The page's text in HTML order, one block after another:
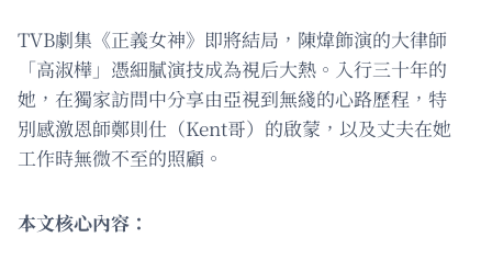
TVB劇集《正義女神》即將結局，陳煒飾演的大律師
「高淑樺」憑細膩演技成為視后大熱。入行三十年的
她，在獨家訪問中分享由亞視到無綫的心路歷程，特
別感激恩師鄭則仕（Kent哥）的啟蒙，以及丈夫在她
工作時無微不至的照顧。
本文核心內容：